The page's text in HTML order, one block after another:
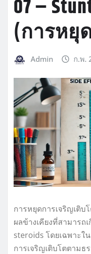
07 –
(การหยุ
Admin ก.พ.
การหยุดการเจริญเติบ
ผลข้างเคียงที่สามารถ
steroids โดยเฉพาะใ
การเจริญเติบโตตามธ